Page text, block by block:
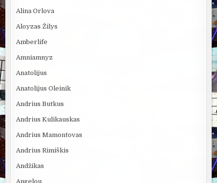
Alina Orlova
Aloyzas Žilys
Amberlife
Amniamnyz
Anatolijus
Anatolijus Oleinik
Andrius Butkus
Andrius Kulikauskas
Andrius Mamontovas
Andrius Rimiškis
Andžikas
Angelou